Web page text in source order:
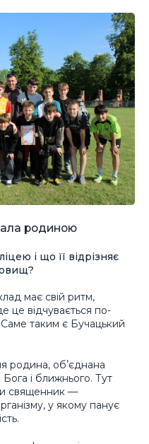
родиною
і що її відрізняє
має свій ритм,
це відчувається по-
таким є Бучацький
родина, обʼєднана
і ближнього. Тут
священник —
у якому панує